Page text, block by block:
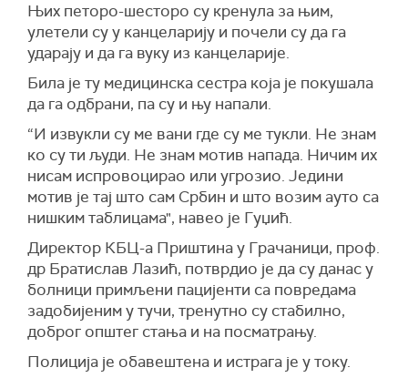
Њих петоро-шесторо су кренула за њим,
улетели су у канцеларију и почели су да га
ударају и да га вуку из канцеларије.
Била је ту медицинска сестра која је покушала
да га одбрани, па су и њу напали.
“И извукли су ме вани где су ме тукли. Не знам
ко су ти људи. Не знам мотив напада. Ничим их
нисам испровоцирао или угрозио. Једини
мотив је тај што сам Србин и што возим ауто са
нишким таблицама", навео је Гуџић.
Директор КБЦ-а Приштина у Грачаници, проф.
др Братислав Лазић, потврдио је да су данас у
болници примљени пацијенти са повредама
задобијеним у тучи, тренутно су стабилно,
доброг општег стања и на посматрању.
Полиција је обавештена и истрага је у току.